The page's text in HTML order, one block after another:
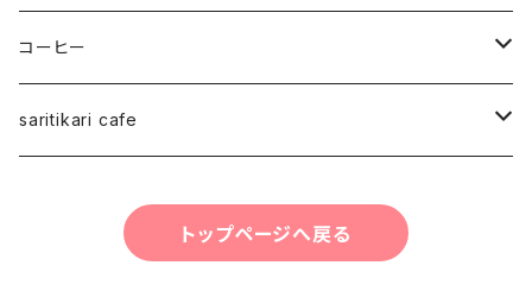
スタッフ
コーヒー
saritikariブレンドコーヒー豆
saritikari cafe
トップページへ戻る